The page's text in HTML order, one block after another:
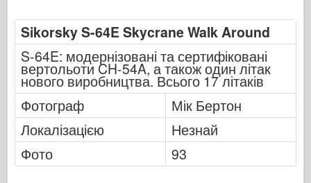
Моделі IBG
Icm
Італьєрі
Легенда
Менг модель
Тамія
Трістар
Sikorsky S-64E Skycrane Walk Around
S-64E: модернізовані та сертифіковані
вертольоти CH-54A, а також один літак
нового виробництва. Всього 17 літаків
Фотограф
Мік Бертон
Локалізацією
Незнай
Фото
93